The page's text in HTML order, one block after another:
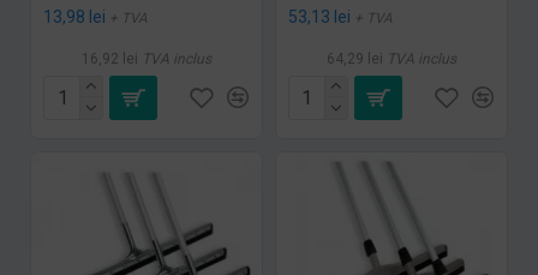
13,98 lei + TVA
16,92 lei TVA inclus
53,13 lei + TVA
64,29 lei TVA inclus